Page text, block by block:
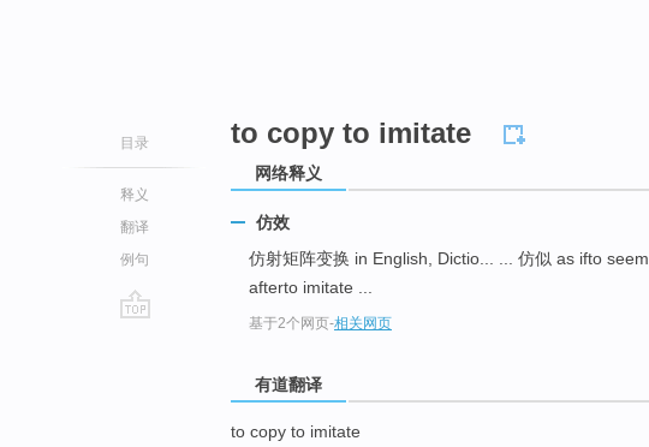
目录
释义
翻译
例句
to copy to imitate
网络释义
仿效
仿射矩阵变换 in English, Dictio... ... 仿似 as ifto seem
afterto imitate ...
基于2个网页-相关网页
有道翻译
to copy to imitate